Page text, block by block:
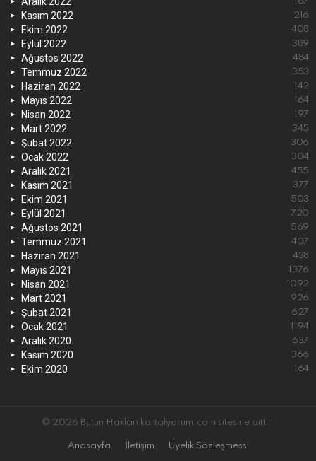
Kasım 2022 216
Ekim 2022 408
Eylül 2022 389
Ağustos 2022 484
Temmuz 2022 353
Haziran 2022 142
Mayıs 2022 164
Nisan 2022 197
Mart 2022 345
Şubat 2022 306
Ocak 2022 304
Aralık 2021 455
Kasım 2021 377
Ekim 2021 503
Eylül 2021 720
Ağustos 2021 569
Temmuz 2021 407
Haziran 2021 438
Mayıs 2021 1376
Nisan 2021 1092
Mart 2021 926
Şubat 2021 627
Ocak 2021 1194
Aralık 2020 637
Kasım 2020 366
Ekim 2020 164
© 2026 Bütün Hakları kartalyorum.com sitesine aittir.
Anasayfa İletişim Üyelik Sözleşmessi